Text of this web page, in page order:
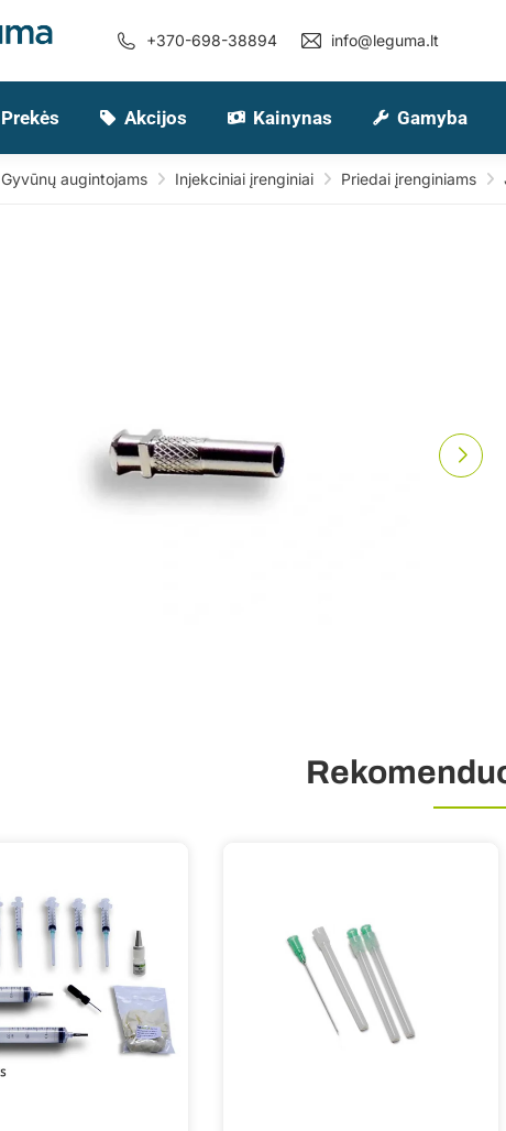
+370-698-38894 info@leguma.lt
Prekės Akcijos Kainynas Gamyba
Gyvūnų augintojams Injekciniai įrenginiai Priedai įrenginiams